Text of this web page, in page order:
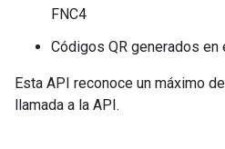
FNC4
Códigos QR generados en
Esta API reconoce un máximo
llamada a la API.